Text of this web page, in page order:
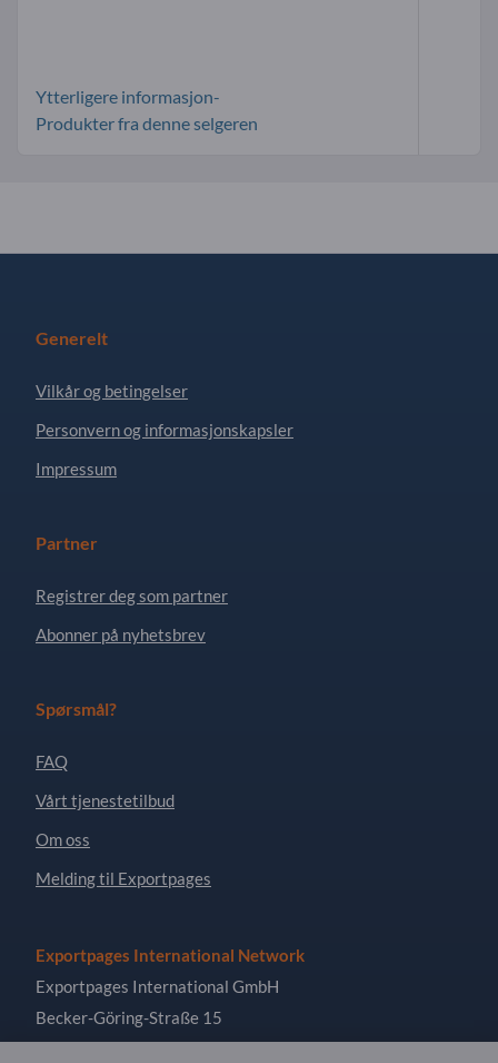
Ytterligere informasjon-
Produkter fra denne selgeren
Generelt
Vilkår og betingelser
Personvern og informasjonskapsler
Impressum
Partner
Registrer deg som partner
Abonner på nyhetsbrev
Spørsmål?
FAQ
Vårt tjenestetilbud
Om oss
Melding til Exportpages
Exportpages International Network
Exportpages International GmbH
Becker-Göring-Straße 15
76307 Karlsbad